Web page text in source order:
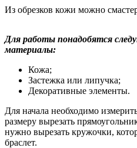
Из обрезков кожи можно
Для работы понадобятся
материалы:
Кожа;
Застежка или липучка;
Декоративные элементы.
Для начала необходимо
размеру вырезать
нужно вырезать кружочки,
браслет.